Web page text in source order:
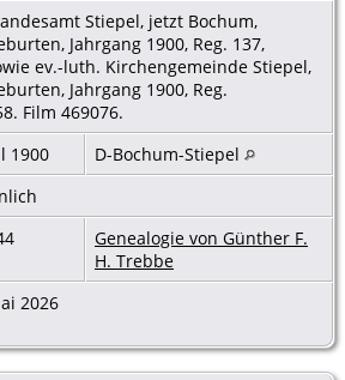
Stiepel, jetzt Bochum,
Jahrgang 1900, Reg. 137,
ev.-luth. Kirchengemeinde Stiepel,
Jahrgang 1900, Reg.
Film 469076.
1900
D-Bochum-Stiepel
Genealogie von Günther F.
H. Trebbe
2026